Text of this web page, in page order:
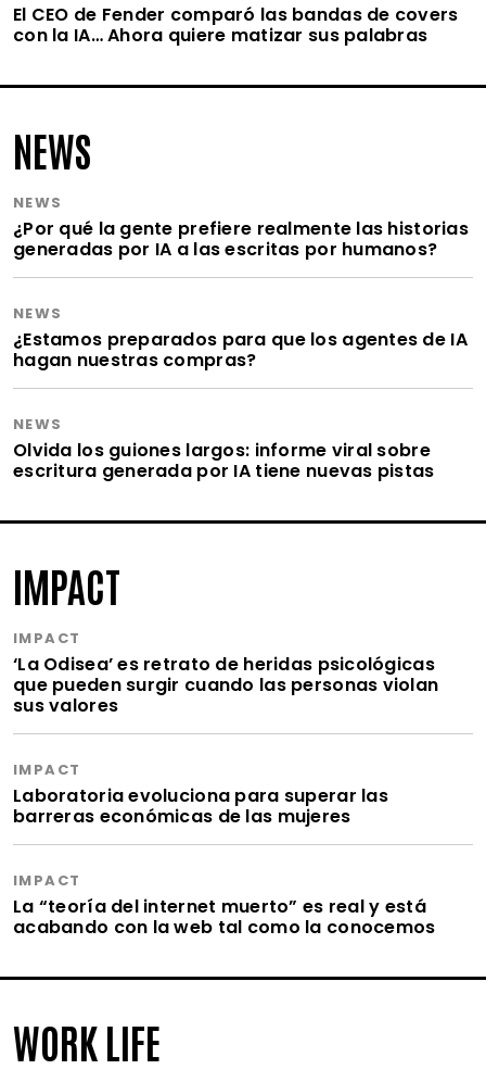
El CEO de Fender comparó las bandas de covers
con la IA… Ahora quiere matizar sus palabras
NEWS
NEWS
¿Por qué la gente prefiere realmente las historias
generadas por IA a las escritas por humanos?
NEWS
¿Estamos preparados para que los agentes de IA
hagan nuestras compras?
NEWS
Olvida los guiones largos: informe viral sobre
escritura generada por IA tiene nuevas pistas
IMPACT
IMPACT
‘La Odisea’ es retrato de heridas psicológicas
que pueden surgir cuando las personas violan
sus valores
IMPACT
Laboratoria evoluciona para superar las
barreras económicas de las mujeres
IMPACT
La “teoría del internet muerto” es real y está
acabando con la web tal como la conocemos
WORK LIFE